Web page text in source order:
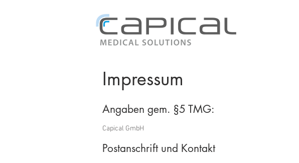
Impressum
Angaben gem. §5 TMG:
Capical GmbH
Postanschrift und Kontakt